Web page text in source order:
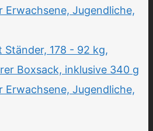
Ständer, 178 - 92 kg,
Boxsack, inklusive 340 g
Erwachsene, Jugendliche,